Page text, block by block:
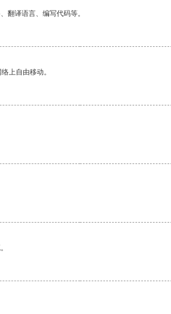
翻译语言、编写代码等。
上自由移动。